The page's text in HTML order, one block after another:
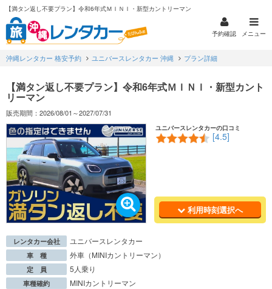
【満タン返し不要プラン】令和6年式ＭＩＮＩ・新型カントリーマン
予約確認 メニュー
沖縄レンタカー 格安予約 ユニバースレンタカー 沖縄 プラン詳細
【満タン返し不要プラン】令和6年式ＭＩＮＩ・新型カント
リーマン
販売期間：2026/08/01～2027/07/31
ユニバースレンタカーの口コミ
[4.5]
利用時刻選択へ
レンタカー会社 ユニバースレンタカー
車 種 外車（MINIカントリーマン）
定 員 5人乗り
車種確約 MINIカントリーマン